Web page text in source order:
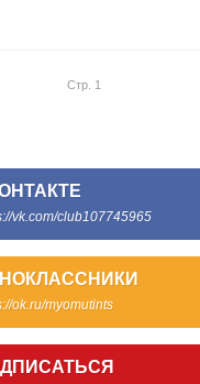
Стр. 1
vk.com/club107745965
ok.ru/myomutints